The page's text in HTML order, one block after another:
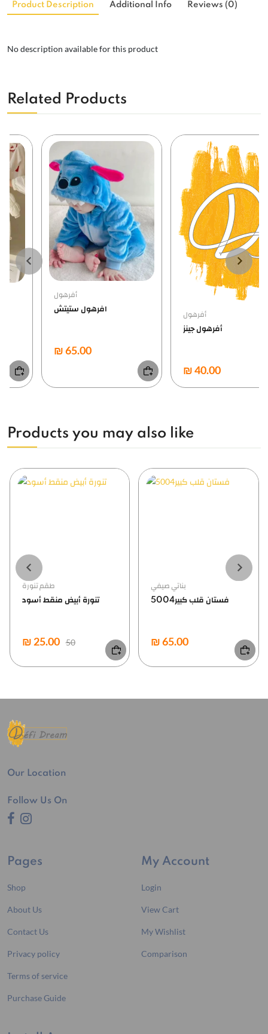
Product Description Additional Info Reviews (0)
No description available for this product
Related Products
افرهول ستيتش
₪ 65.00
أفرهول جينز
₪ 40.00
Products you may also like
بناتي صيفي
فستان قلب كبير5004
₪ 65.00
Newborn
بدلة قطن بيبي ولادي
₪ 50.00
Our Location
Follow Us On
Pages
Shop
About Us
Contact Us
Privacy policy
Terms of service
Purchase Guide
My Account
Login
View Cart
My Wishlist
Comparison